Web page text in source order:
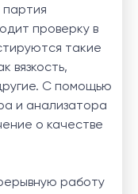
проверку в
такие
вязкость,
С помощью
и анализатора
о качестве
работу